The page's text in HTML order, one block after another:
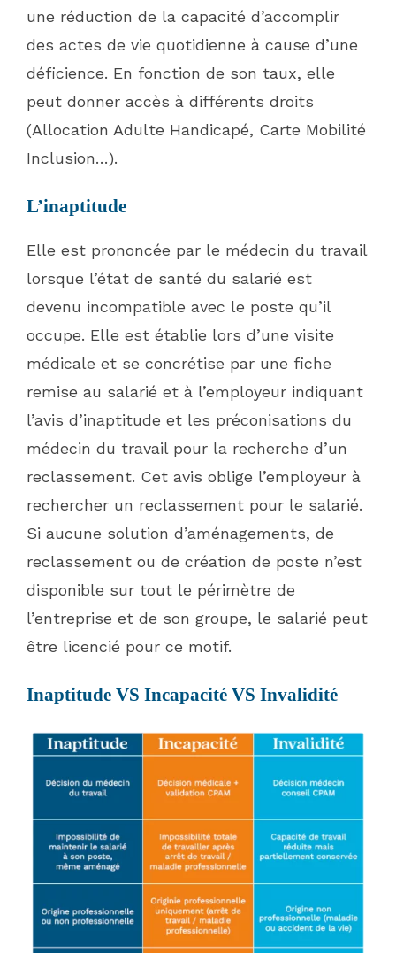
une réduction de la capacité d’accomplir
des actes de vie quotidienne à cause d’une
déficience. En fonction de son taux, elle
peut donner accès à différents droits
(Allocation Adulte Handicapé, Carte Mobilité
Inclusion…).
L’inaptitude
Elle est prononcée par le médecin du travail
lorsque l’état de santé du salarié est
devenu incompatible avec le poste qu’il
occupe. Elle est établie lors d’une visite
médicale et se concrétise par une fiche
remise au salarié et à l’employeur indiquant
l’avis d’inaptitude et les préconisations du
médecin du travail pour la recherche d’un
reclassement. Cet avis oblige l’employeur à
rechercher un reclassement pour le salarié.
Si aucune solution d’aménagements, de
reclassement ou de création de poste n’est
disponible sur tout le périmètre de
l’entreprise et de son groupe, le salarié peut
être licencié pour ce motif.
Inaptitude VS Incapacité VS Invalidité